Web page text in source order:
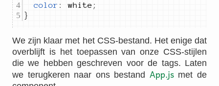
color : white ;
We zijn klaar met het CSS-bestand. Het enige dat
overblijft is het toepassen van onze CSS-stijlen
die we hebben geschreven voor de tags. Laten
we terugkeren naar ons bestand App.jsmet de